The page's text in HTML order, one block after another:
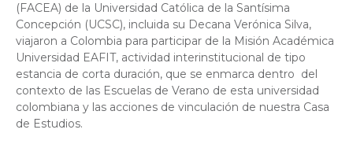
(FACEA) de la Universidad Católica de la Santísima
Concepción (UCSC), incluida su Decana Verónica Silva,
viajaron a Colombia para participar de la Misión Académica
Universidad EAFIT, actividad interinstitucional de tipo
estancia de corta duración, que se enmarca dentro del
contexto de las Escuelas de Verano de esta universidad
colombiana y las acciones de vinculación de nuestra Casa
de Estudios.